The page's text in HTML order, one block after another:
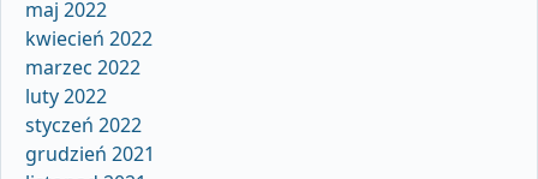
maj 2022
kwiecień 2022
marzec 2022
luty 2022
styczeń 2022
grudzień 2021